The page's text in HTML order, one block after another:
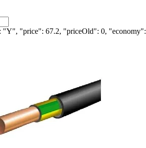
"price": 67.2, "priceOld": 0,